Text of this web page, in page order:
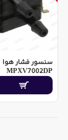
سنسور فشار هوا
MPXV7002DP